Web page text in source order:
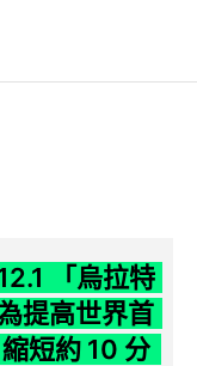
「烏拉特
提高世界首
短約 10 分